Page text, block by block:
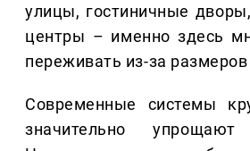
улицы, гостиничные
центры – именно здесь
переживать из-за
Современные системы
значительно